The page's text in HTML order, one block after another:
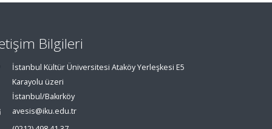
Bilgileri
İstanbul Kültür Üniversitesi Ataköy Yerleşkesi E5
Karayolu üzeri
İstanbul/Bakırköy
avesis@iku.edu.tr